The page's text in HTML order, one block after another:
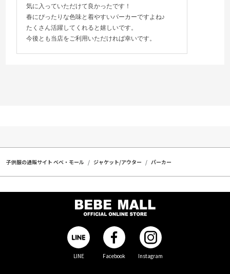
気に入っていただけて良かったです！
春にぴったりな色味と着やすいパーカーですよね♪
たくさん活躍してくれると嬉しいです。
今後とも当店をご利用いただければ幸いです。
子供服の通販サイト ベベ・モール ジャケット/アウター パーカー
LINE Facebook Instagram